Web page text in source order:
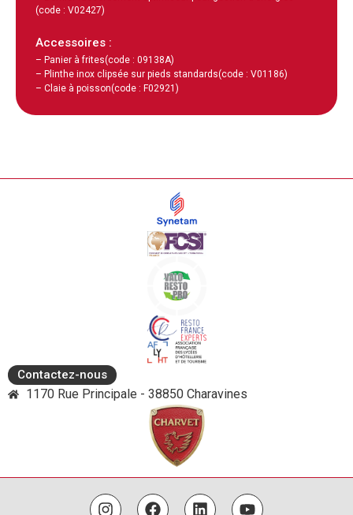
(code : V02427)
Accessoires :
– Panier à frites(code : 09138A)
– Plinthe inox clipsée sur pieds standards(code : V01186)
– Claie à poisson(code : F02921)
Contactez-nous
1170 Rue Principale - 38850 Charavines